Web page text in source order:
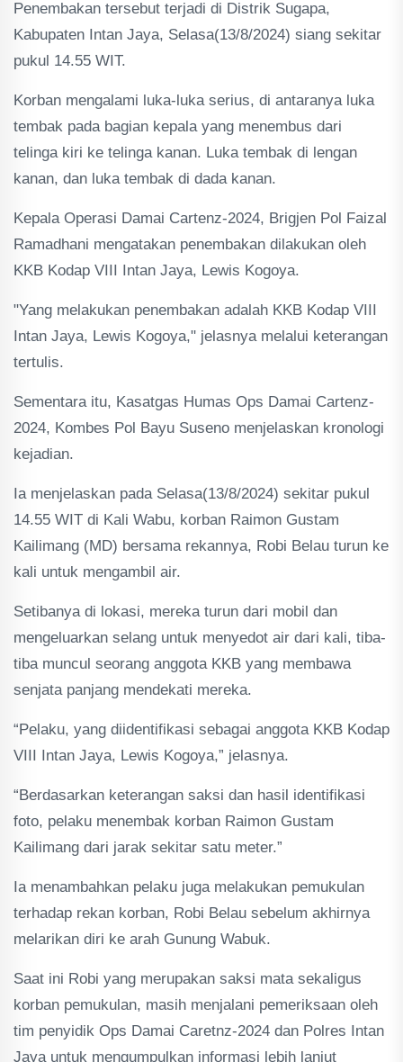
Penembakan tersebut terjadi di Distrik Sugapa,
Kabupaten Intan Jaya, Selasa(13/8/2024) siang sekitar
pukul 14.55 WIT.
Korban mengalami luka-luka serius, di antaranya luka
tembak pada bagian kepala yang menembus dari
telinga kiri ke telinga kanan. Luka tembak di lengan
kanan, dan luka tembak di dada kanan.
Kepala Operasi Damai Cartenz-2024, Brigjen Pol Faizal
Ramadhani mengatakan penembakan dilakukan oleh
KKB Kodap VIII Intan Jaya, Lewis Kogoya.
"Yang melakukan penembakan adalah KKB Kodap VIII
Intan Jaya, Lewis Kogoya," jelasnya melalui keterangan
tertulis.
Sementara itu, Kasatgas Humas Ops Damai Cartenz-
2024, Kombes Pol Bayu Suseno menjelaskan kronologi
kejadian.
Ia menjelaskan pada Selasa(13/8/2024) sekitar pukul
14.55 WIT di Kali Wabu, korban Raimon Gustam
Kailimang (MD) bersama rekannya, Robi Belau turun ke
kali untuk mengambil air.
Setibanya di lokasi, mereka turun dari mobil dan
mengeluarkan selang untuk menyedot air dari kali, tiba-
tiba muncul seorang anggota KKB yang membawa
senjata panjang mendekati mereka.
“Pelaku, yang diidentifikasi sebagai anggota KKB Kodap
VIII Intan Jaya, Lewis Kogoya,” jelasnya.
“Berdasarkan keterangan saksi dan hasil identifikasi
foto, pelaku menembak korban Raimon Gustam
Kailimang dari jarak sekitar satu meter.”
Ia menambahkan pelaku juga melakukan pemukulan
terhadap rekan korban, Robi Belau sebelum akhirnya
melarikan diri ke arah Gunung Wabuk.
Saat ini Robi yang merupakan saksi mata sekaligus
korban pemukulan, masih menjalani pemeriksaan oleh
tim penyidik Ops Damai Caretnz-2024 dan Polres Intan
Jaya untuk mengumpulkan informasi lebih lanjut